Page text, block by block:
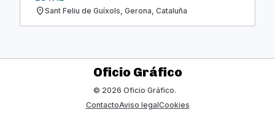
location_onSant Feliu de Guíxols, Gerona, Cataluña
Oficio Gráfico
© 2026 Oficio Gráfico.
ContactoAviso legalCookies